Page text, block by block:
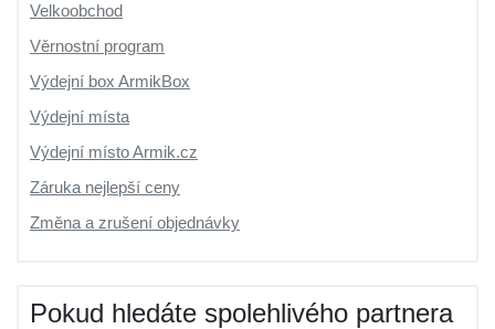
Velkoobchod
Věrnostní program
Výdejní box ArmikBox
Výdejní místa
Výdejní místo Armik.cz
Záruka nejlepší ceny
Změna a zrušení objednávky
Pokud hledáte spolehlivého partnera